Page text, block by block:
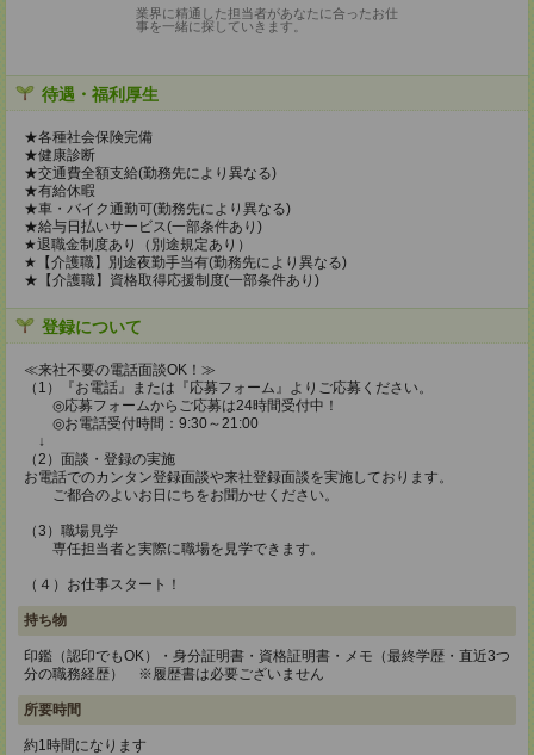
業界に精通した担当者があなたに合ったお仕
事を一緒に探していきます。
待遇・福利厚生
★各種社会保険完備
★健康診断
★交通費全額支給(勤務先により異なる)
★有給休暇
★車・バイク通勤可(勤務先により異なる)
★給与日払いサービス(一部条件あり)
★退職金制度あり（別途規定あり）
★【介護職】別途夜勤手当有(勤務先により異なる)
★【介護職】資格取得応援制度(一部条件あり)
登録について
≪来社不要の電話面談OK！≫
（1）『お電話』または『応募フォーム』よりご応募ください。
◎応募フォームからご応募は24時間受付中！
◎お電話受付時間：9:30～21:00
↓
（2）面談・登録の実施
お電話でのカンタン登録面談や来社登録面談を実施しております。
ご都合のよいお日にちをお聞かせください。
（3）職場見学
専任担当者と実際に職場を見学できます。
（４）お仕事スタート！
持ち物
印鑑（認印でもOK）・身分証明書・資格証明書・メモ（最終学歴・直近3つ
分の職務経歴） ※履歴書は必要ございません
所要時間
約1時間になります